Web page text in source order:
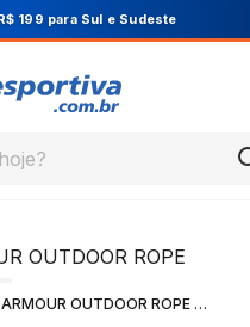
para 10% OFF na 1ª compra
CAMISETA UNDER ARMOUR OUTDOOR ROPE MASCULINA